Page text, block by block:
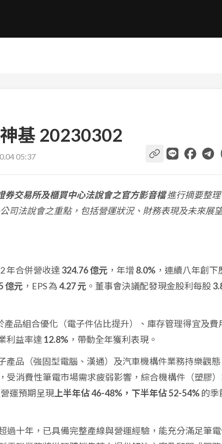
基 20230302
05:37
券交易所及櫃買中心法說會之官方影音檔進行摘要整
司法說會之重點，包括營運狀況、財務表現及未來展
年合併營收達 324.76 億元 ，年增 8.0% ，連續八年創下
億元 ，EPS 為4.27 元 。董事會決議配發現金股利每股
產品組合優化（電子件佔比提升）、庫存管理得宜及費
利益率達 12.8% ，帶動全年獲利表現。
產品（強固型電腦、漢通）及汽車機構件業務持樂觀態
受消費性筆電市場需求疲弱影響，綜合機構件（塑膠
運預期呈現上半年佔 46-48%，下半年佔 52-54%的季
過十年，已具備完整產線與營運經驗，能充分滿足筆